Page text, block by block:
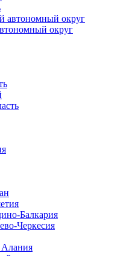
автономный округ
округ
Балкария
Черкесия
Алания